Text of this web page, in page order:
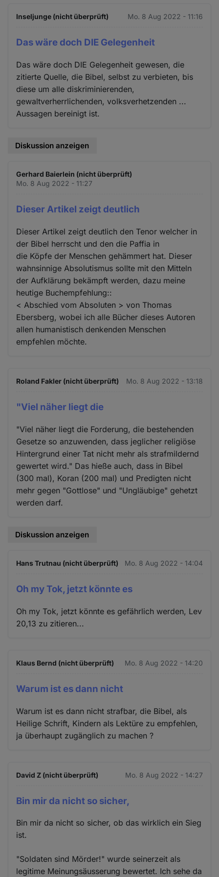
Inseljunge (nicht überprüft) Mo. 8 Aug 2022 - 11:16
Das wäre doch DIE Gelegenheit
Das wäre doch DIE Gelegenheit gewesen, die
zitierte Quelle, die Bibel, selbst zu verbieten, bis
diese um alle diskriminierenden,
gewaltverherrlichenden, volksverhetzenden ...
Aussagen bereinigt ist.
Diskussion anzeigen
Gerhard Baierlein (nicht überprüft)
Mo. 8 Aug 2022 - 11:27
Dieser Artikel zeigt deutlich
Dieser Artikel zeigt deutlich den Tenor welcher in
der Bibel herrscht und den die Paffia in
die Köpfe der Menschen gehämmert hat. Dieser
wahnsinnige Absolutismus sollte mit den Mitteln
der Aufklärung bekämpft werden, dazu meine
heutige Buchempfehlung::
< Abschied vom Absoluten > von Thomas
Ebersberg, wobei ich alle Bücher dieses Autoren
allen humanistisch denkenden Menschen
empfehlen möchte.
Roland Fakler (nicht überprüft) Mo. 8 Aug 2022 - 13:18
"Viel näher liegt die
"Viel näher liegt die Forderung, die bestehenden
Gesetze so anzuwenden, dass jeglicher religiöse
Hintergrund einer Tat nicht mehr als strafmildernd
gewertet wird." Das hieße auch, dass in Bibel
(300 mal), Koran (200 mal) und Predigten nicht
mehr gegen "Gottlose" und "Ungläubige" gehetzt
werden darf.
Diskussion anzeigen
Hans Trutnau (nicht überprüft) Mo. 8 Aug 2022 - 14:04
Oh my Tok, jetzt könnte es
Oh my Tok, jetzt könnte es gefährlich werden, Lev
20,13 zu zitieren...
Klaus Bernd (nicht überprüft) Mo. 8 Aug 2022 - 14:20
Warum ist es dann nicht
Warum ist es dann nicht strafbar, die Bibel, als
Heilige Schrift, Kindern als Lektüre zu empfehlen,
ja überhaupt zugänglich zu machen ?
David Z (nicht überprüft) Mo. 8 Aug 2022 - 14:27
Bin mir da nicht so sicher,
Bin mir da nicht so sicher, ob das wirklich ein Sieg
ist.
"Soldaten sind Mörder!" wurde seinerzeit als
legitime Meinungsäusserung bewertet. Ich sehe da